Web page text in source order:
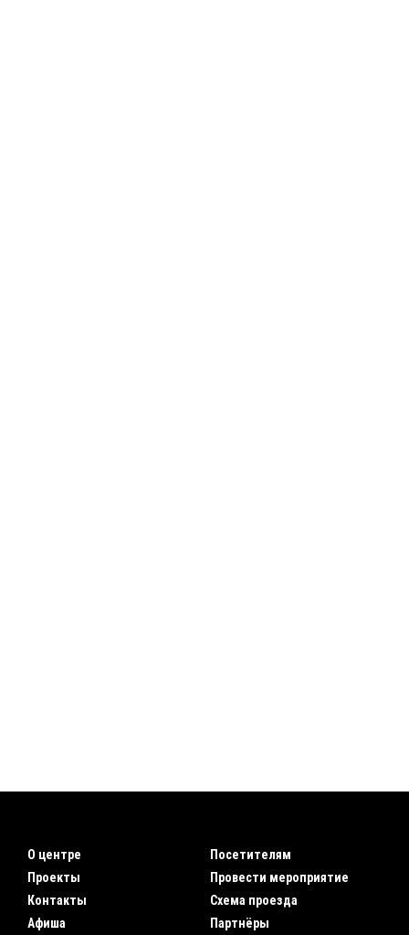
О центре
Проекты
Контакты
Афиша
Посетителям
Провести мероприятие
Схема проезда
Партнёры